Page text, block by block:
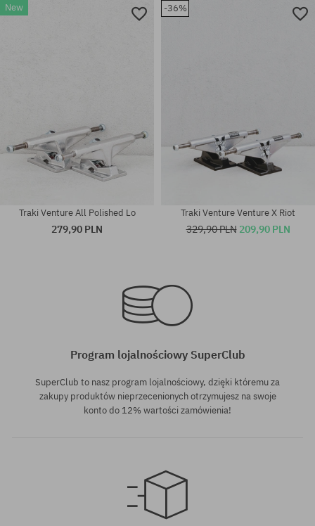
Dostępne rozmiary:
Dostępne rozmiary:
8.46
New
Traki Venture All Polished Lo
279,90 PLN
-36%
Dostępne rozmiary:
Traki Venture Venture X Riot
329,90 PLN 209,90 PLN
Program lojalnościowy SuperClub
SuperClub to nasz program lojalnościowy, dzięki któremu za
zakupy produktów nieprzecenionych otrzymujesz na swoje
konto do 12% wartości zamówienia!